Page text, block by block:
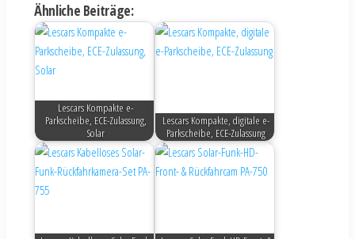
Ähnliche Beiträge:
Lescars Kompakte e-
Parkscheibe, ECE-Zulassung,
Solar
Lescars Kompakte, digitale e-
Parkscheibe, ECE-Zulassung